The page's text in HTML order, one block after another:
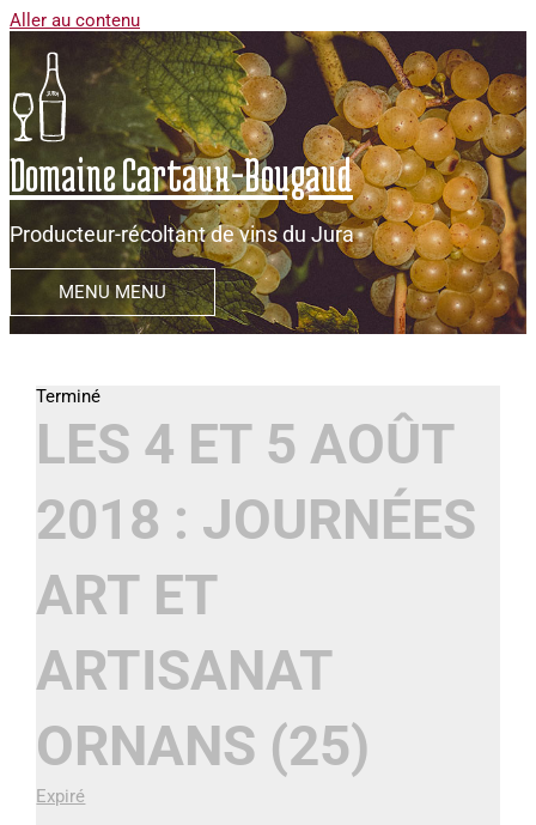
Aller au contenu
Domaine Cartaux-Bougaud
Producteur-récoltant de vins du Jura
MENU MENU
LES 4 ET 5 AOÛT
2018 : JOURNÉES
ART ET
ARTISANAT
ORNANS (25)
Expiré